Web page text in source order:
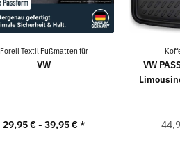
Forell Textil Fußmatten für
VW
29,95 € - 39,95 € *
VW